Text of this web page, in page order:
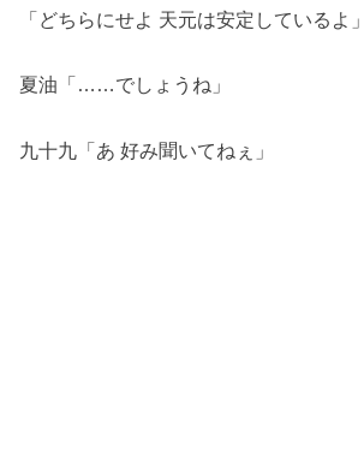
「どちらにせよ 天元は安定しているよ」
夏油「……でしょうね」
九十九「あ 好み聞いてねぇ」